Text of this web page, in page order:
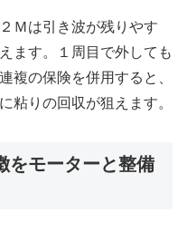
Ｍは引き波が残りやす
ます。１周目で外しても
複の保険を併用すると、
粘りの回収が狙えます。
をモーターと整備